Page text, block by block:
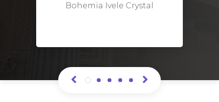
Bohemia Ivele Crystal